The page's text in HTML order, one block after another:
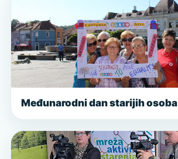
Međunarodni dan starijih osoba